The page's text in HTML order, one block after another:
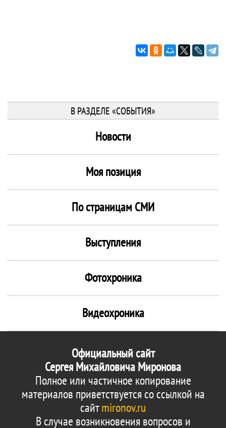
В РАЗДЕЛЕ «СОБЫТИЯ»
Новости
Моя позиция
По страницам СМИ
Выступления
Фотохроника
Видеохроника
Официальный сайт
Сергея Михайловича Миронова
Полное или частичное копирование
материалов приветствуется со ссылкой на
сайтmironov.ru
В случае возникновения вопросов и